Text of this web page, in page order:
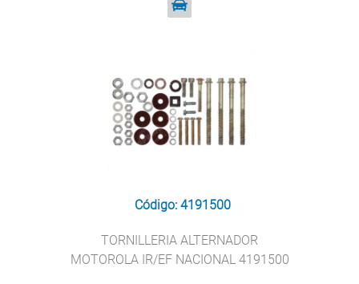
Código: 4191500
TORNILLERIA ALTERNADOR
MOTOROLA IR/EF NACIONAL 4191500